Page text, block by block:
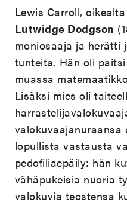
Lewis Carroll,
Lutwidge Dodgson
moniosaaja ja herätti
tunteita. Hän oli
muassa
Lisäksi mies oli
lopullista vastausta
pedofiliaepäily: hän
vähäpukeisia nuoria
valokuvia teostensa